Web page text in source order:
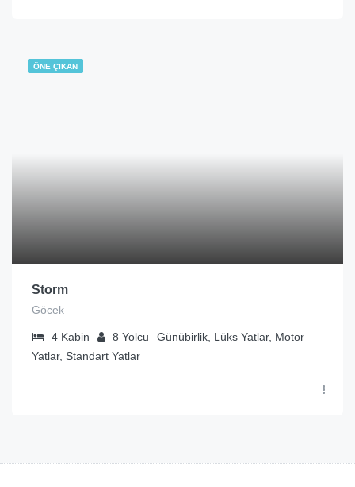
ÖNE ÇIKAN
Storm
Göcek
4 Kabin 8 Yolcu
Günübirlik, Lüks Yatlar, Motor
Yatlar, Standart Yatlar